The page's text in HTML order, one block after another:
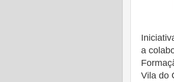
a
Vila do